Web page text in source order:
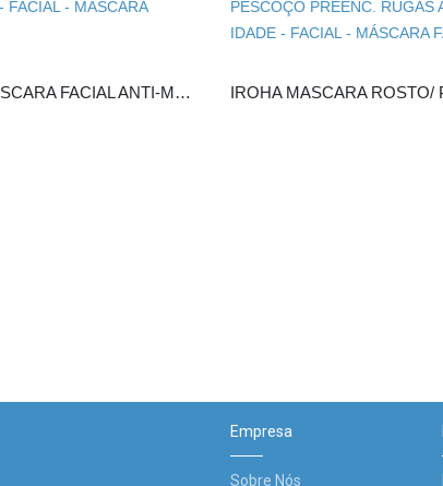
IROHA MASCARA FACIAL ANTI-MANCHAS
Empresa
Sobre Nós